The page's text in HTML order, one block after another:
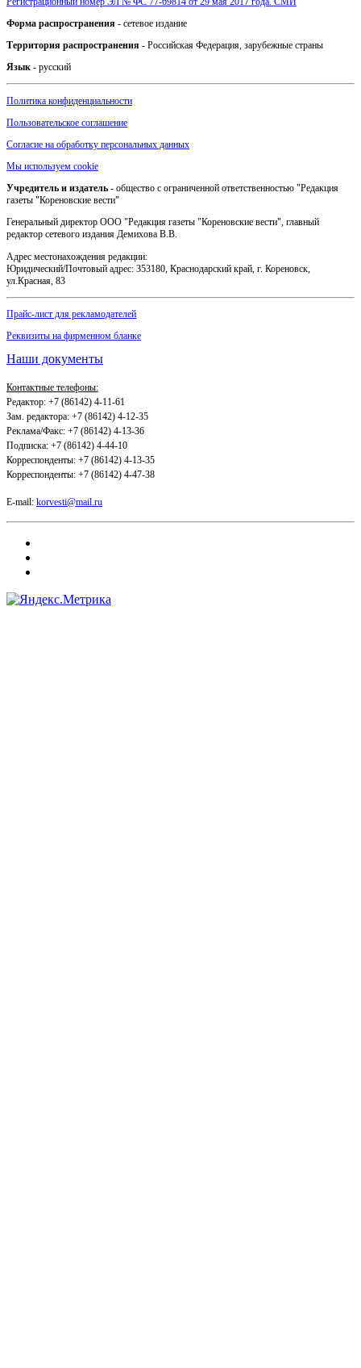
Форма распространения - сетевое издание
Территория распространения - Российская Федерация, зарубежные страны
Язык - русский
Политика конфиденциальности
Пользовательское соглашение
Согласие на обработку персональных данных
Мы используем cookie
Учредитель и издатель - общество с ограниченной ответственностью "Редакция
газеты "Кореновские вести"
Генеральный директор ООО "Редакция газеты "Кореновские вести", главный
редактор сетевого издания Демихова В.В.
Адрес местонахождения редакции:
Юридический/Почтовый адрес: 353180, Краснодарский край, г. Кореновск,
ул.Красная, 83
Прайс-лист для рекламодателей
Реквизиты на фирменном бланке
Наши документы
Контактные телефоны:
Редактор: +7 (86142) 4-11-61
Зам. редактора: +7 (86142) 4-12-35
Реклама/Факс: +7 (86142) 4-13-36
Подписка: +7 (86142) 4-44-10
Корреспонденты: +7 (86142) 4-13-35
Корреспонденты: +7 (86142) 4-47-38
E-mail: korvesti@mail.ru